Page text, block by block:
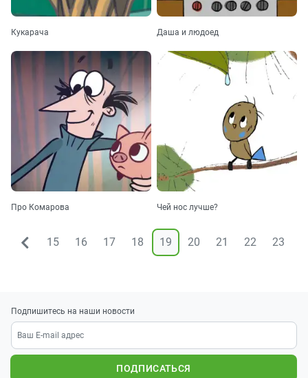
Кукарача Даша и людоед
Про Комарова Чей нос лучше?
&larr;
15 16 17 18 19 20 21 22 23
Подпишитесь на наши новости
ПОДПИСАТЬСЯ